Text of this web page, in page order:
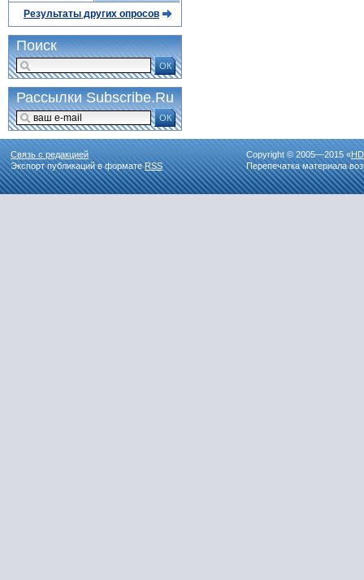
Результаты других опросов
Поиск
ОК
Рассылки Subscribe.Ru
ОК
Связь с редакцией
Экспорт публикаций в форматеRSS
Copyright © 2005—2015 «
Перепечатка материала